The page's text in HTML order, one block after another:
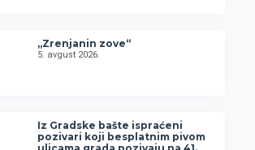
„Zrenjanin zove“
5. avgust 2026.
Iz Gradske bašte ispraćeni
pozivari koji besplatnim pivom